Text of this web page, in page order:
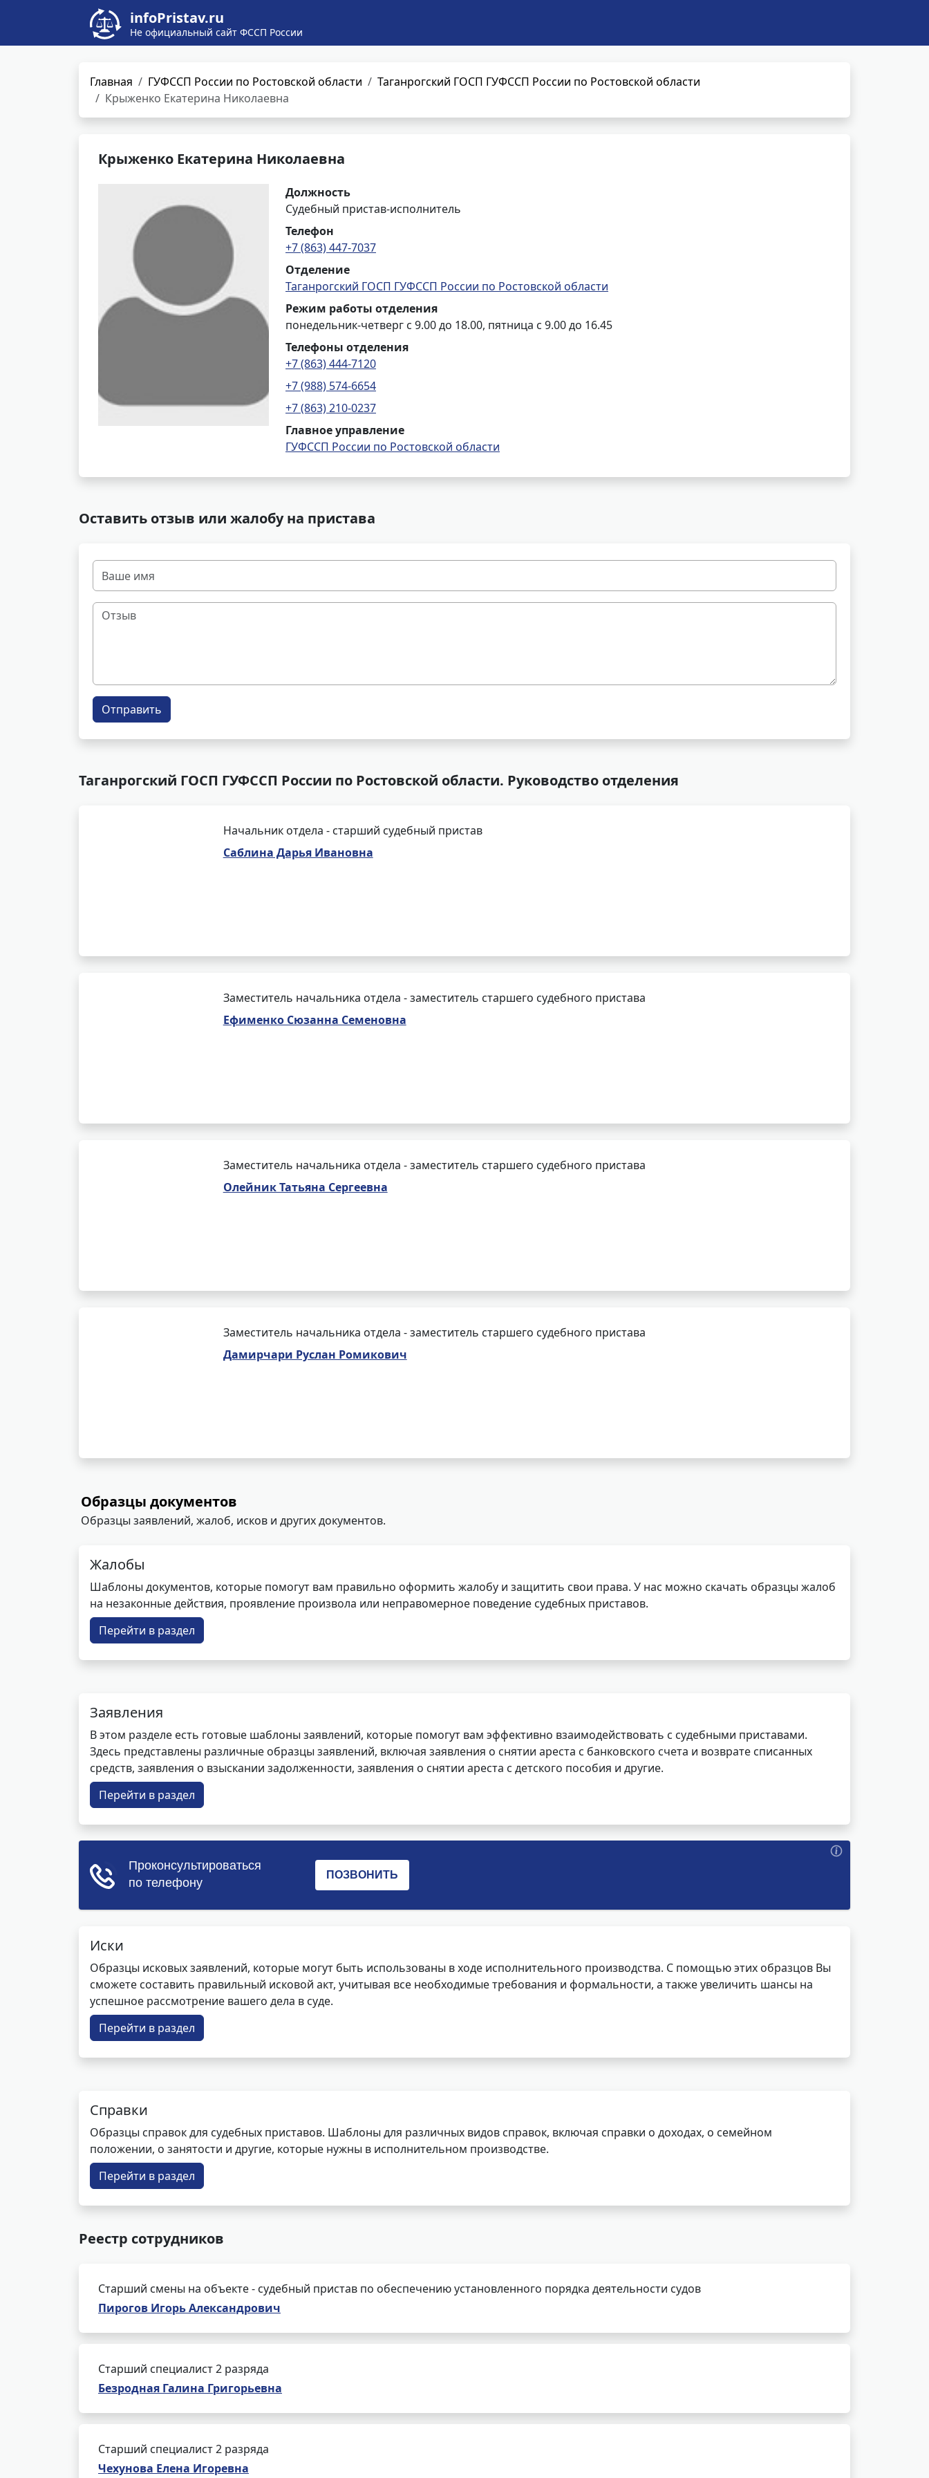
infoPristav.ru
Не официальный сайт ФССП России
Главная ГУФССП России по Ростовской области
Таганрогский ГОСП ГУФССП России по Ростовской области
Крыженко Екатерина Николаевна
Крыженко Екатерина Николаевна
Должность
Судебный пристав-исполнитель
Телефон
+7 (863) 447-7037
Отделение
Таганрогский ГОСП ГУФССП России по Ростовской области
Режим работы отделения
понедельник-четверг с 9.00 до 18.00, пятница с 9.00 до 16.45
Телефоны отделения
+7 (863) 444-7120
+7 (988) 574-6654
+7 (863) 210-0237
Главное управление
ГУФССП России по Ростовской области
Оставить отзыв или жалобу на пристава
Отправить
Таганрогский ГОСП ГУФССП России по Ростовской области. Руководство отделения
Начальник отдела - старший судебный пристав
Саблина Дарья Ивановна
Заместитель начальника отдела - заместитель старшего судебного пристава
Ефименко Сюзанна Семеновна
Заместитель начальника отдела - заместитель старшего судебного пристава
Олейник Татьяна Сергеевна
Заместитель начальника отдела - заместитель старшего судебного пристава
Дамирчари Руслан Ромикович
Образцы документов
Образцы заявлений, жалоб, исков и других документов.
Жалобы
Шаблоны документов, которые помогут вам правильно оформить жалобу и защитить свои права. У нас можно скачать образцы жалоб
на незаконные действия, проявление произвола или неправомерное поведение судебных приставов.
Перейти в раздел
Заявления
В этом разделе есть готовые шаблоны заявлений, которые помогут вам эффективно взаимодействовать с судебными приставами.
Здесь представлены различные образцы заявлений, включая заявления о снятии ареста с банковского счета и возврате списанных
средств, заявления о взыскании задолженности, заявления о снятии ареста с детского пособия и другие.
Перейти в раздел
Иски
Образцы исковых заявлений, которые могут быть использованы в ходе исполнительного производства. С помощью этих образцов Вы
сможете составить правильный исковой акт, учитывая все необходимые требования и формальности, а также увеличить шансы на
успешное рассмотрение вашего дела в суде.
Перейти в раздел
Справки
Образцы справок для судебных приставов. Шаблоны для различных видов справок, включая справки о доходах, о семейном
положении, о занятости и другие, которые нужны в исполнительном производстве.
Перейти в раздел
Реестр сотрудников
Старший смены на объекте - судебный пристав по обеспечению установленного порядка деятельности судов
Пирогов Игорь Александрович
Старший специалист 2 разряда
Безродная Галина Григорьевна
Старший специалист 2 разряда
Чехунова Елена Игоревна